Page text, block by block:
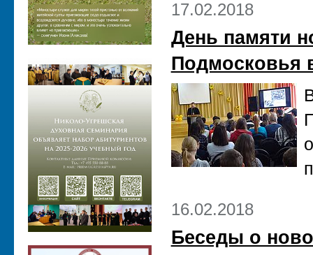
17.02.2018
День памяти
Подмосковья
16.02.2018
Беседы о